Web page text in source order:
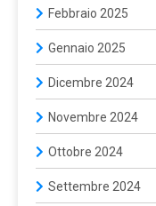
Febbraio 2025
Gennaio 2025
Dicembre 2024
Novembre 2024
Ottobre 2024
Settembre 2024